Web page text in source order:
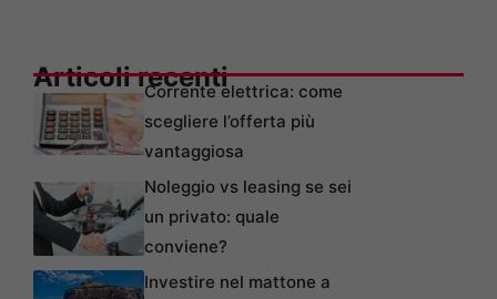
Articoli recentiCorrente elettrica: come
scegliere l’offerta più
vantaggiosa
Noleggio vs leasing se sei
un privato: quale
conviene?
Investire nel mattone a